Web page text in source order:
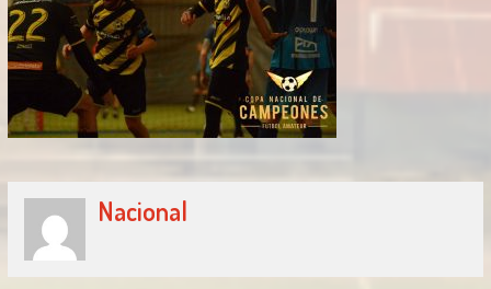
Nacional